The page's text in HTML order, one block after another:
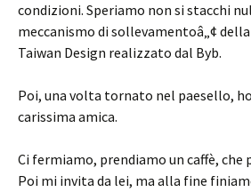
condizioni. Speriamo non si stacchi
meccanismo di sollevamentoâ„¢
Taiwan Design realizzato dal Byb.
Poi, una volta tornato nel paesello,
carissima amica.
Ci fermiamo, prendiamo un caffè, che
Poi mi invita da lei, ma alla fine